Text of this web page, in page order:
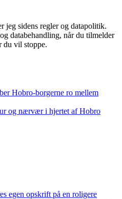
jeg sidens regler og datapolitik.
databehandling, når du tilmelder
du vil stoppe.
Hobro-borgerne ro mellem
og nærvær i hjertet af Hobro
egen opskrift på en roligere